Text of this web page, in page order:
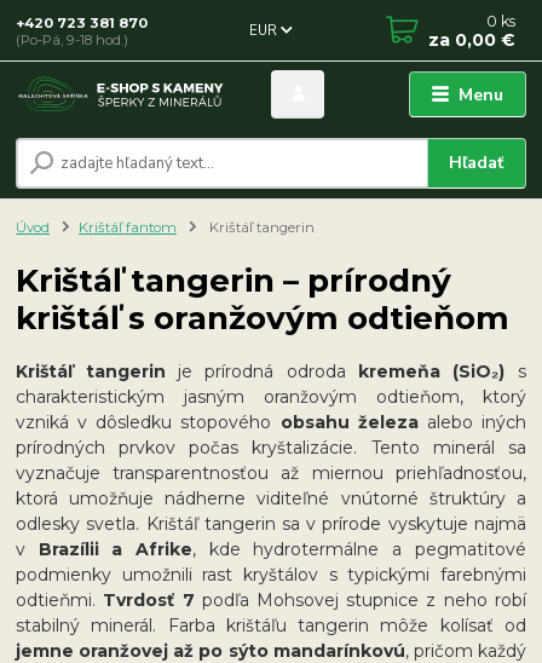
Menu
EUR
Hľadať
+420 723 381 870
(Po-Pá, 9-18 hod.)
0 ks
za 0,00 €
Úvod Krištáľ fantom Krištáľ tangerin
Krištáľ tangerin – prírodný
krištáľ s oranžovým odtieňom
Krištáľ tangerin je prírodná odroda kremeňa (SiO₂) s
charakteristickým jasným oranžovým odtieňom, ktorý
vzniká v dôsledku stopového obsahu železaalebo iných
prírodných prvkov počas kryštalizácie. Tento minerál sa
vyznačuje transparentnosťou až miernou priehľadnosťou,
ktorá umožňuje nádherne viditeľné vnútorné štruktúry a
odlesky svetla. Krištáľ tangerin sa v prírode vyskytuje najmä
v Brazílii a Afrike, kde hydrotermálne a pegmatitové
podmienky umožnili rast kryštálov s typickými farebnými
odtieňmi. Tvrdosť 7 podľa Mohsovej stupnice z neho robí
stabilný minerál. Farba krištáľu tangerin môže kolísať od
jemne oranžovej až po sýto mandarínkovú, pričom každý